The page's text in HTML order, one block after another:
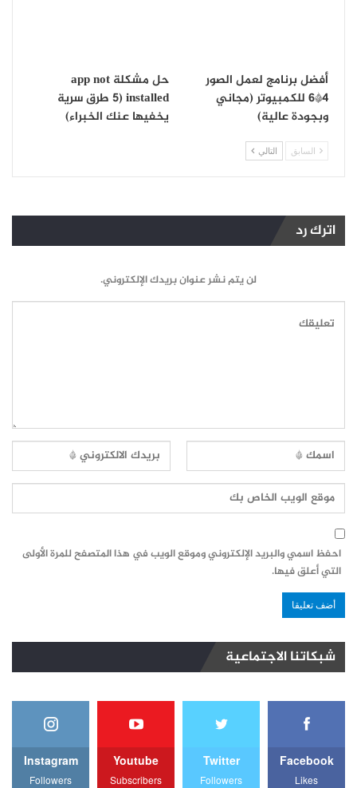
أفضل برنامج لعمل الصور
4*6 للكمبيوتر (مجاني
وبجودة عالية)
حل مشكلة app not
installed (5 طرق سرية
يخفيها عنك الخبراء)
السابق التالي
اترك رد
لن يتم نشر عنوان بريدك الإلكتروني.
احفظ اسمي والبريد الإلكتروني وموقع الويب في هذا المتصفح للمرة الأولى
التي أعلق فيها.
شبكاتنا الاجتماعية
Facebook
Likes
Twitter
Followers
Youtube
Subscribers
Instagram
Followers